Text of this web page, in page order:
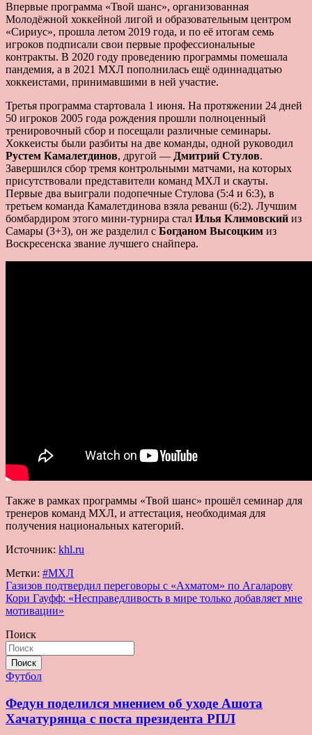
Впервые программа «Твой шанс», организованная
Молодёжной хоккейной лигой и образовательным центром
«Сириус», прошла летом 2019 года, и по её итогам семь
игроков подписали свои первые профессиональные
контракты. В 2020 году проведению программы помешала
пандемия, а в 2021 МХЛ пополнилась ещё одиннадцатью
хоккеистами, принимавшими в ней участие.
Третья программа стартовала 1 июня. На протяжении 24 дней
50 игроков 2005 года рождения прошли полноценный
тренировочный сбор и посещали различные семинары.
Хоккеисты были разбиты на две команды, одной руководил
Рустем Камалетдинов, другой — Дмитрий Стулов.
Завершился сбор тремя контрольными матчами, на которых
присутствовали представители команд МХЛ и скауты.
Первые два выиграли подопечные Стулова (5:4 и 6:3), в
третьем команда Камалетдинова взяла реванш (6:2). Лучшим
бомбардиром этого мини-турнира стал Илья Климовский из
Самары (3+3), он же разделил с Богданом Высоцким из
Воскресенска звание лучшего снайпера.
Также в рамках программы «Твой шанс» прошёл семинар для
тренеров команд МХЛ, и аттестация, необходимая для
получения национальных категорий.
Источник: khl.ru
Метки: #МХЛ
Навигация
по
Газизов подтвердил переговоры с «Ахматом» по Агаларову
Кори Гауфф: «Несправедливость в мире только добавляет мне
мотивации»
Поиск
Поиск
Футбол
Федун поделился мнением об уходе Ашота
Хачатурянца с поста президента РПЛ